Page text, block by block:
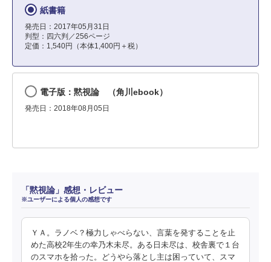
紙書籍
発売日：2017年05月31日
判型：四六判／256ページ
定価：1,540円（本体1,400円＋税）
電子版：黙視論 （角川ebook）
発売日：2018年08月05日
「黙視論」感想・レビュー
※ユーザーによる個人の感想です
ＹＡ。ラノベ？極力しゃべらない、言葉を発することを止
めた高校2年生の幸乃木未尽。ある日未尽は、校舎裏で１台
のスマホを拾った。どうやら落とし主は困っていて、スマ